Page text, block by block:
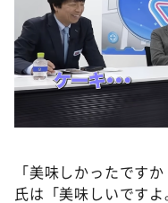
「美味しかったです
氏は「美味しいです